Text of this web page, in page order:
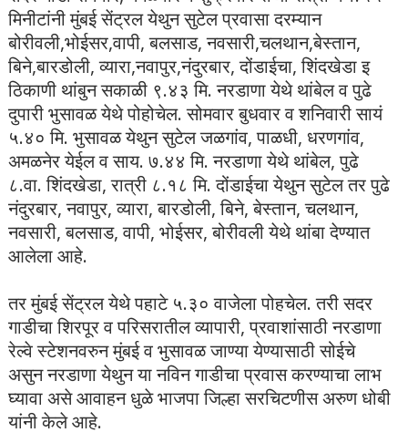
मिनीटांनी मुंबई सेंट्रल येथुन सुटेल प्रवासा दरम्यान
बोरीवली,भोईसर,वापी, बलसाड, नवसारी,चलथान,बेस्तान,
बिने,बारडोली, व्यारा,नवापुर,नंदुरबार, दोंडाईचा, शिंदखेडा इ
ठिकाणी थांबुन सकाळी ९.४३ मि. नरडाणा येथे थांबेल व पुढे
दुपारी भुसावळ येथे पोहोचेल. सोमवार बुधवार व शनिवारी सायं
५.४० मि. भुसावळ येथुन सुटेल जळगांव, पाळधी, धरणगांव,
अमळनेर येईल व साय. ७.४४ मि. नरडाणा येथे थांबेल, पुढे
८.वा. शिंदखेडा, रात्री ८.१८ मि. दोंडाईचा येथुन सुटेल तर पुढे
नंदुरबार, नवापुर, व्यारा, बारडोली, बिने, बेस्तान, चलथान,
नवसारी, बलसाड, वापी, भोईसर, बोरीवली येथे थांबा देण्यात
आलेला आहे.
तर मुंबई सेंट्रल येथे पहाटे ५.३० वाजेला पोहचेल. तरी सदर
गाडीचा शिरपूर व परिसरातील व्यापारी, प्रवाशांसाठी नरडाणा
रेल्वे स्टेशनवरुन मुंबई व भुसावळ जाण्या येण्यासाठी सोईचे
असुन नरडाणा येथुन या नविन गाडीचा प्रवास करण्याचा लाभ
घ्यावा असे आवाहन धुळे भाजपा जिल्हा सरचिटणीस अरुण धोबी
यांनी केले आहे.